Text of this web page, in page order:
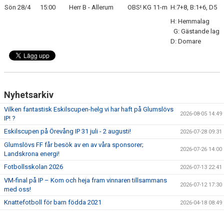
Sön 28/4 15:00 Herr B - Allerum OBS! KG 11-m H:7+8, B:1+6, D5
H: Hemmalag
G: Gästande lag
D: Domare
Nyhetsarkiv
Vilken fantastisk Eskilscupen-helg vi har haft på Glumslövs
IP! ?
2026-08-05 14:49
Eskilscupen på Örevång IP 31 juli - 2 augusti! 2026-07-28 09:31
Glumslövs FF får besök av en av våra sponsorer;
Landskrona energi!
2026-07-26 14:00
Fotbollsskolan 2026 2026-07-13 22:41
VM-final på IP – Kom och heja fram vinnaren tillsammans
med oss!
2026-07-12 17:30
Knattefotboll för barn födda 2021 2026-04-18 08:49